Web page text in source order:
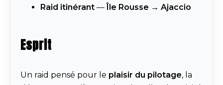
Raid itinérant —Île Rousse → Ajaccio
Esprit
Un raid pensé pour le plaisir du pilotage, la